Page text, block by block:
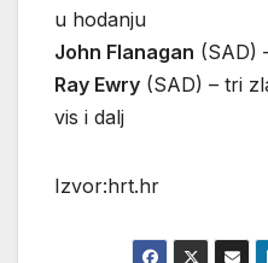
u hodanju
John Flanagan (SAD)
Ray Ewry (SAD) – tri
vis i dalj
Izvor:hrt.hr